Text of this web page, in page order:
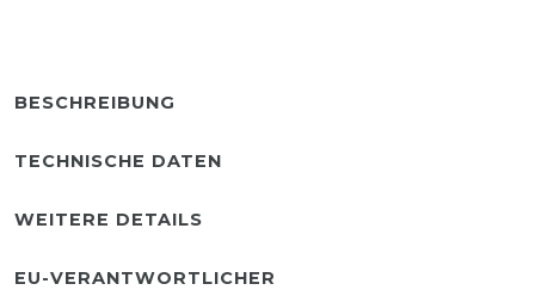
BESCHREIBUNG
TECHNISCHE DATEN
WEITERE DETAILS
EU-VERANTWORTLICHER